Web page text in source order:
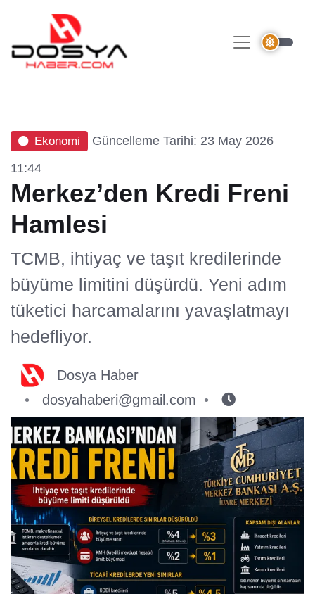
Ekonomi
Güncelleme Tarihi: 23 May 2026
11:44
Merkez’den Kredi Freni
Hamlesi
TCMB, ihtiyaç ve taşıt kredilerinde
büyüme limitini düşürdü. Yeni adım
tüketici harcamalarını yavaşlatmayı
hedefliyor.
Dosya Haber
dosyahaberi@gmail.com